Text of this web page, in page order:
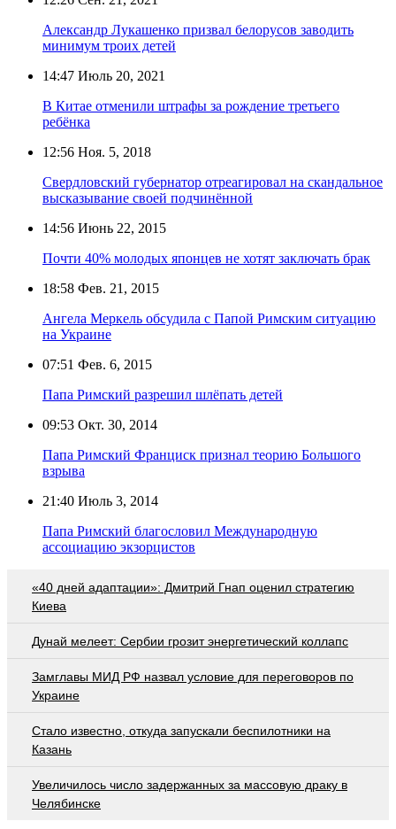
Александр Лукашенко призвал белорусов заводить
минимум троих детей
14:47 Июль 20, 2021
В Китае отменили штрафы за рождение третьего
ребёнка
12:56 Ноя. 5, 2018
Свердловский губернатор отреагировал на скандальное
высказывание своей подчинённой
14:56 Июнь 22, 2015
Почти 40% молодых японцев не хотят заключать брак
18:58 Фев. 21, 2015
Ангела Меркель обсудила с Папой Римским ситуацию
на Украине
07:51 Фев. 6, 2015
Папа Римский разрешил шлёпать детей
09:53 Окт. 30, 2014
Папа Римский Франциск признал теорию Большого
взрыва
21:40 Июль 3, 2014
Папа Римский благословил Международную
ассоциацию экзорцистов
«40 дней адаптации»: Дмитрий Гнап оценил стратегию
Киева
Дунай мелеет: Сербии грозит энергетический коллапс
Замглавы МИД РФ назвал условие для переговоров по
Украине
Стало известно, откуда запускали беспилотники на
Казань
Увеличилось число задержанных за массовую драку в
Челябинске